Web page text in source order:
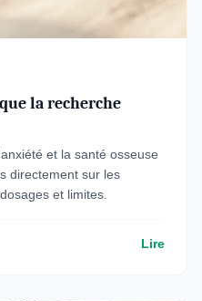
la recherche
et la santé osseuse
directement sur les
et limites.
Lire